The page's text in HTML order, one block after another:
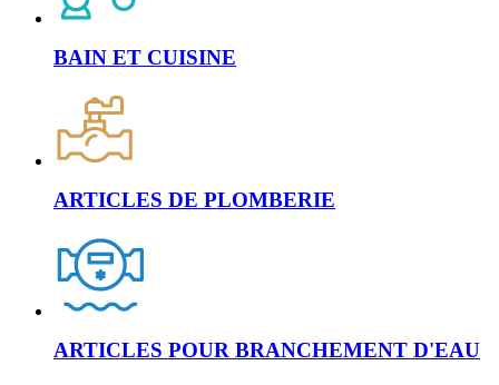
BAIN ET CUISINE
ARTICLES DE PLOMBERIE
ARTICLES POUR BRANCHEMENT D'EAU